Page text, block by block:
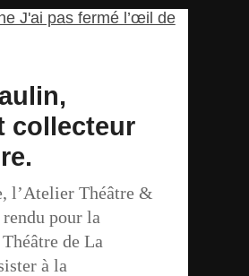
collecteur
l’Atelier Théâtre &
pour la
de La
à la